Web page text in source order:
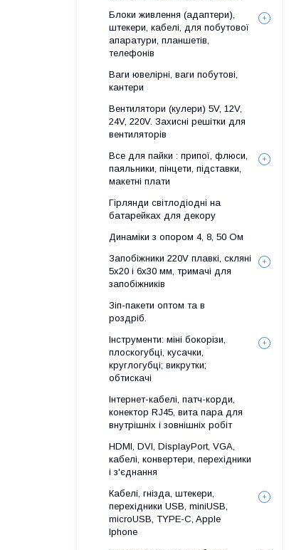
Блоки живлення (адаптери),
штекери, кабелі, для побутової
апаратури, планшетів,
телефонів
Ваги ювелірні, ваги побутові,
кантери
Вентилятори (кулери) 5V, 12V,
24V, 220V. Захисні решітки для
вентиляторів
Все для пайки : припої, флюси,
паяльники, пінцети, підставки,
макетні плати
Гірлянди світлодіодні на
батарейках для декору
Динаміки з опором 4, 8, 50 Ом
Запобіжники 220V плавкі, скляні
5x20 і 6х30 мм, тримачі для
запобіжників
Зіп-пакети оптом та в
роздріб.
Інструменти: міні бокорізи,
плоскогубці, кусачки,
круглогубці; викрутки;
обтискачі
Інтернет-кабелі, патч-корди,
конектор RJ45, вита пара для
внутрішніх і зовнішніх робіт
HDMI, DVI, DisplayPort, VGA,
кабелі, конвертери, перехідники
і з'єднання
Кабелі, гнізда, штекери,
перехідники USB, miniUSB,
microUSB, TYPE-C, Apple
Iphone